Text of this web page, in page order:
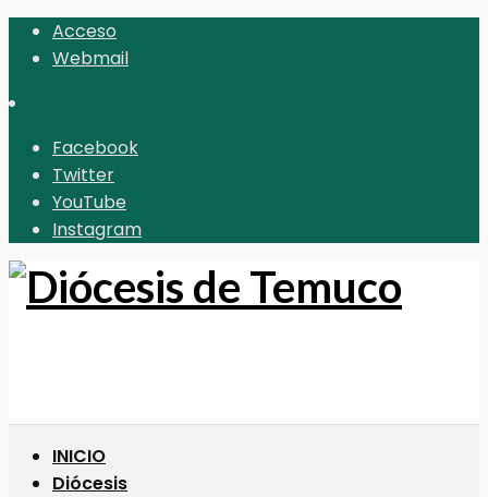
Acceso
Webmail
Facebook
Twitter
YouTube
Instagram
INICIO
Diócesis